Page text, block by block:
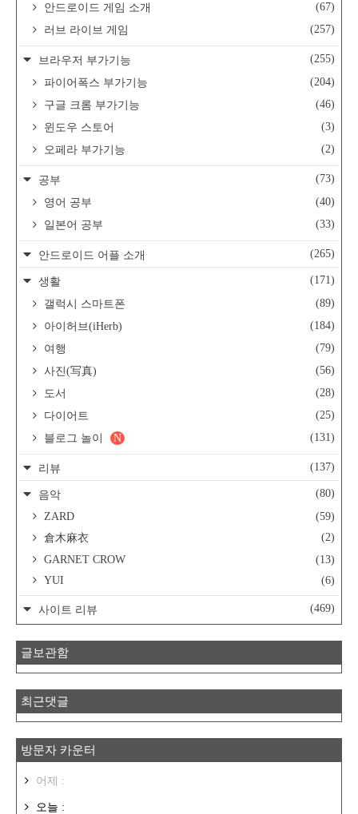
안드로이드 게임 소개
(67)
러브 라이브 게임
(257)
브라우저 부가기능
(255)
파이어폭스 부가기능
(204)
구글 크롬 부가기능
(46)
윈도우 스토어
(3)
오페라 부가기능
(2)
공부
(73)
영어 공부
(40)
일본어 공부
(33)
안드로이드 어플 소개 (265)
생활
(171)
갤럭시 스마트폰
(89)
아이허브(iHerb)
(184)
여행
(79)
사진(写真)
(56)
도서
(28)
다이어트
(25)
블로그 놀이
(131)
N
리뷰 (137)
음악
(80)
ZARD
(59)
倉木麻衣
(2)
GARNET CROW
(13)
YUI
(6)
사이트 리뷰 (469)
글보관함
최근댓글
방문자 카운터
어제 :
오늘 :